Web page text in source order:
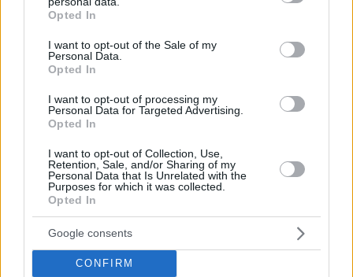
grant or deny consent to Google and its third-party tags to
use your data for below specified purposes in below Google
consent section.
Opted In
I want to opt-out of the Sale of my
Personal Data.
Opted In
I want to opt-out of processing my
Personal Data for Targeted Advertising.
Opted In
I want to opt-out of Collection, Use,
Retention, Sale, and/or Sharing of my
Personal Data that Is Unrelated with the
Purposes for which it was collected.
Opted In
Google consents
CONFIRM